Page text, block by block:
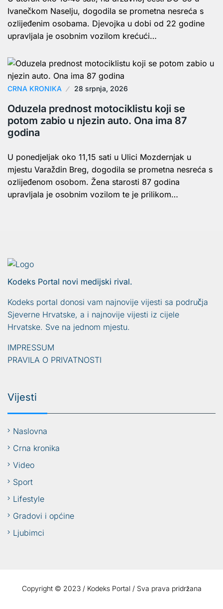
Ivanečkom Naselju, dogodila se prometna nesreća s
ozlijeđenim osobama. Djevojka u dobi od 22 godine
upravljala je osobnim vozilom krećući…
CRNA KRONIKA 28 srpnja, 2026
Oduzela prednost motociklistu koji se
potom zabio u njezin auto. Ona ima 87
godina
U ponedjeljak oko 11,15 sati u Ulici Mozdernjak u
mjestu Varaždin Breg, dogodila se prometna nesreća s
ozlijeđenom osobom. Žena starosti 87 godina
upravljala je osobnim vozilom te je prilikom…
Kodeks Portal novi medijski rival.
Kodeks portal donosi vam najnovije vijesti sa područja
Sjeverne Hrvatske, a i najnovije vijesti iz cijele
Hrvatske. Sve na jednom mjestu.
IMPRESSUM
PRAVILA O PRIVATNOSTI
Vijesti
Naslovna
Crna kronika
Video
Sport
Lifestyle
Gradovi i općine
Ljubimci
Copyright © 2023 / Kodeks Portal / Sva prava pridržana